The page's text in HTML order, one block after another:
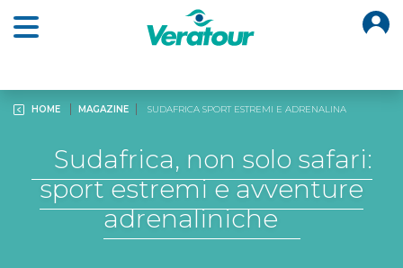
HOME MAGAZINE SUDAFRICA SPORT ESTREMI E ADRENALINA
Sudafrica, non solo safari:
sport estremi e avventure
adrenaliniche